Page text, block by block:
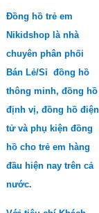
Đồng hồ trẻ em
Nikidshop là nhà
chuyên phân phối
Bán Lẻ/Sỉ đồng hồ
thông minh, đồng hồ
định vị, đồng hồ điện
tử và phụ kiện đồng
hồ cho trẻ em hàng
đầu hiện nay trên cả
nước.